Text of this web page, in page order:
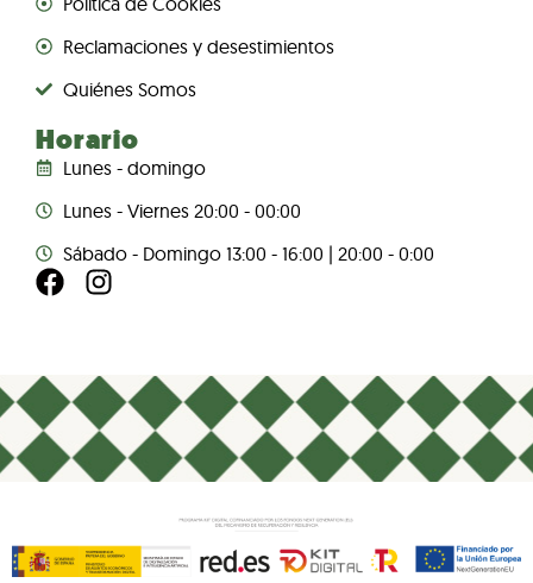
Reclamaciones y desestimientos
Quiénes Somos
Horario
Lunes - domingo
Lunes - Viernes 20:00 - 00:00
Sábado - Domingo 13:00 - 16:00 | 20:00 - 0:00